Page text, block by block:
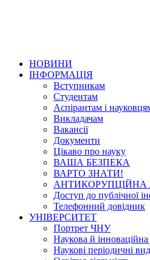
НОВИНИ
ІНФОРМАЦІЯ
Вступникам
Студентам
Аспірантам і
Викладачам
Вакансії
Документи
Цікаво про науку
ВАША БЕЗПЕКА
ВАРТО ЗНАТИ!
АНТИКОРУПЦІЙНА
Доступ до публічної
Телефонний довідник
УНІВЕРСИТЕТ
Портрет ЧНУ
Наукова й інноваційна
Наукові періодичні